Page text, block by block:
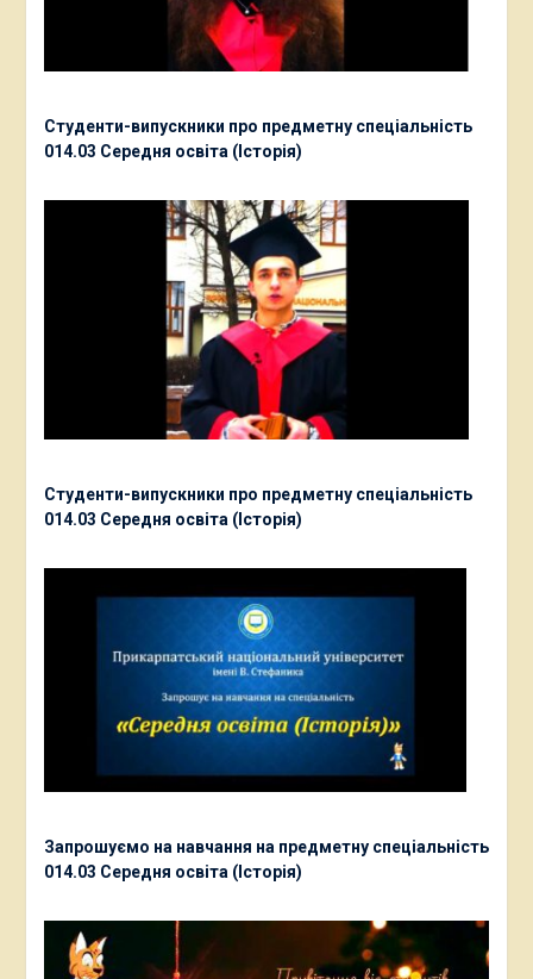
Студенти-випускники про предметну спеціальність
014.03 Середня освіта (Історія)
Студенти-випускники про предметну спеціальність
014.03 Середня освіта (Історія)
Запрошуємо на навчання на предметну спеціальність
014.03 Середня освіта (Історія)